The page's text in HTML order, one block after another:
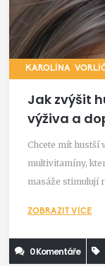
KAROLÍNA
Jak zvýšit
výživa a
Chcete mít hustší
multivitamíny,
masáže stimulují
ZOBRAZIT VÍCE
0 Komentáře